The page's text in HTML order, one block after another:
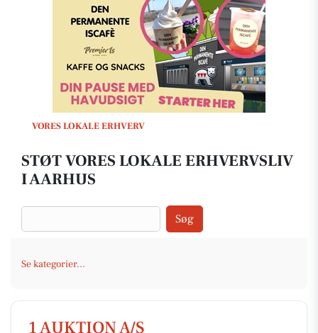
VORES LOKALE ERHVERV
STØT VORES LOKALE ERHVERVSLIV
I AARHUS
Søg
Se kategorier...
1 AUKTION A/S